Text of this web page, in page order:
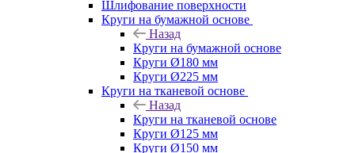
Шлифование поверхности
Круги на бумажной основе
Назад
Круги на бумажной основе
Круги Ø180 мм
Круги Ø225 мм
Круги на тканевой основе
Назад
Круги на тканевой основе
Круги Ø125 мм
Круги Ø150 мм